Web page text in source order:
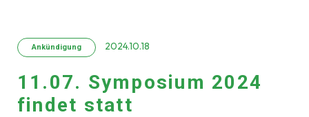
Ankündigung 2024.10.18
11.07. Symposium 2024
findet statt